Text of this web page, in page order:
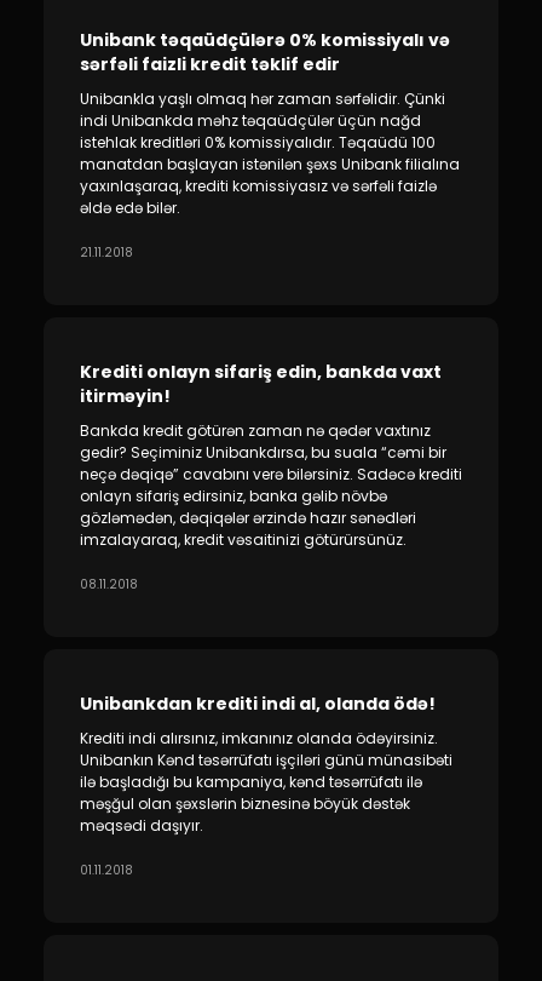
Unibank təqaüdçülərə 0% komissiyalı və
sərfəli faizli kredit təklif edir
Unibankla yaşlı olmaq hər zaman sərfəlidir. Çünki
indi Unibankda məhz təqaüdçülər üçün nağd
istehlak kreditləri 0% komissiyalıdır. Təqaüdü 100
manatdan başlayan istənilən şəxs Unibank filialına
yaxınlaşaraq, krediti komissiyasız və sərfəli faizlə
əldə edə bilər.
21.11.2018
Krediti onlayn sifariş edin, bankda vaxt
itirməyin!
Bankda kredit götürən zaman nə qədər vaxtınız
gedir? Seçiminiz Unibankdırsa, bu suala “cəmi bir
neçə dəqiqə” cavabını verə bilərsiniz. Sadəcə krediti
onlayn sifariş edirsiniz, banka gəlib növbə
gözləmədən, dəqiqələr ərzində hazır sənədləri
imzalayaraq, kredit vəsaitinizi götürürsünüz.
08.11.2018
Unibankdan krediti indi al, olanda ödə!
Krediti indi alırsınız, imkanınız olanda ödəyirsiniz.
Unibankın Kənd təsərrüfatı işçiləri günü münasibəti
ilə başladığı bu kampaniya, kənd təsərrüfatı ilə
məşğul olan şəxslərin biznesinə böyük dəstək
məqsədi daşıyır.
01.11.2018